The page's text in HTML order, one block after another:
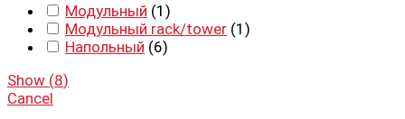
Модульный (1 )
Модульный rack/tower (1 )
Напольный (6)
Show (8)
Cancel